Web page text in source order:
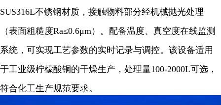
SUS316L不锈钢材质，接触物料部分经机械抛光处理
（表面粗糙度Ra≤0.6μm）。配备温度、真空度在线监测
系统，可实现工艺参数的实时记录与调控。该设备适用
于工业级柠檬酸铜的干燥生产，处理量100-2000L可选，
符合化工生产规范要求。